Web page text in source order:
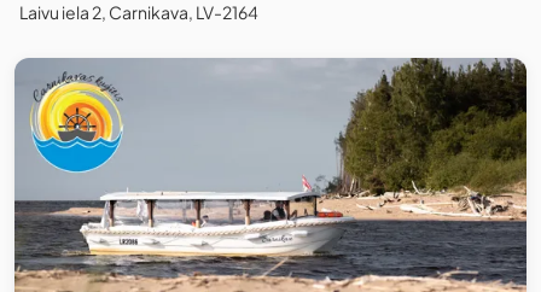
Laivu iela 2, Carnikava, LV-2164